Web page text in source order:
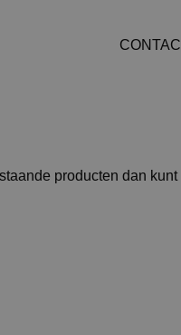
producten dan kunt